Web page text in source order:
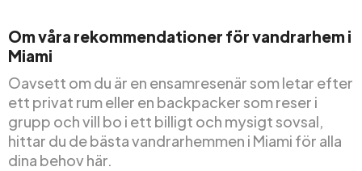
Om våra rekommendationer för vandrarhem i
Miami
Oavsett om du är en ensamresenär som letar efter
ett privat rum eller en backpacker som reser i
grupp och vill bo i ett billigt och mysigt sovsal,
hittar du de bästa vandrarhemmen i Miami för alla
dina behov här.